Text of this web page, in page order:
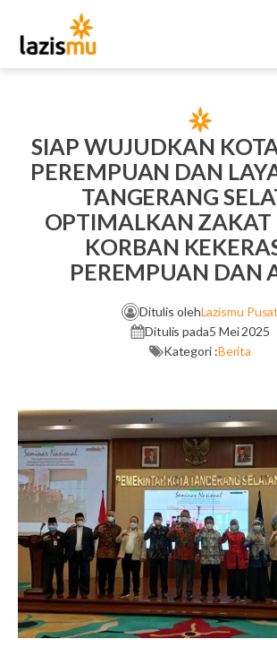
SIAP WUJUDKAN
PEREMPUAN DAN
TANGERANG
OPTIMALKAN
KORBAN
PEREMPUAN DAN
Ditulis olehLazismu Pusat
Ditulis pada5 Mei 2025
Kategori :Berita